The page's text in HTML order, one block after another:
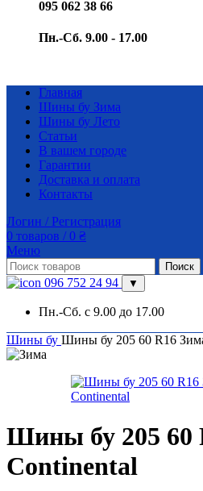
095 062 38 66
Пн.-Сб. 9.00 - 17.00
Главная
Шины бу Зима
Шины бу Лето
Статьи
В вашем городе
Гарантии
Доставка и оплата
Контакты
Логин / Регистрация
0 товаров / 0 ₴
Меню
Поиск
096 752 24 94 ▼
Пн.-Сб. с 9.00 до 17.00
Шины бу Шины бу 205 60 R16
Шины бу 205 60
Continental